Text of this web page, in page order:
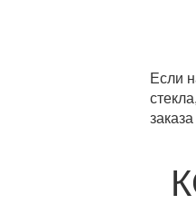
Если